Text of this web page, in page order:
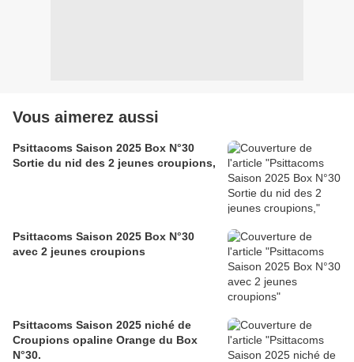
Vous aimerez aussi
Psittacoms Saison 2025 Box N°30
Sortie du nid des 2 jeunes croupions,
Psittacoms Saison 2025 Box N°30
avec 2 jeunes croupions
Psittacoms Saison 2025 niché de
Croupions opaline Orange du Box
N°30.